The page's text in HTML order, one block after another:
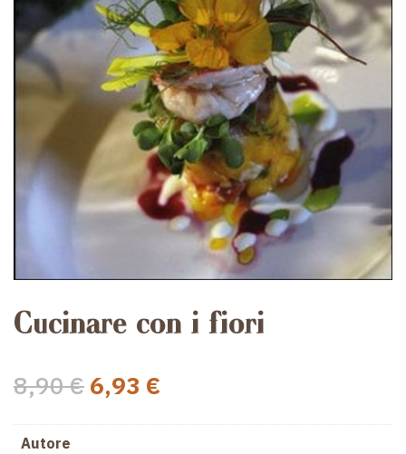
Cucinare con i fiori
8,90€ Il
prezzo
originale
6,93 €Il
attuale
Autore